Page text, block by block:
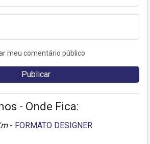
meu comentário público
- Onde Fica:
- FORMATO DESIGNER